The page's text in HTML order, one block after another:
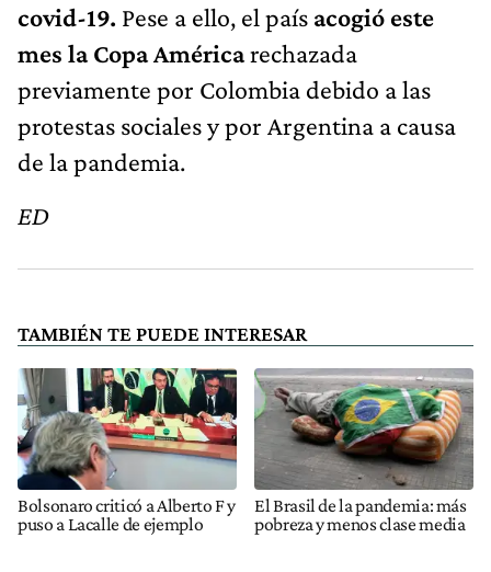
covid-19. Pese a ello, el país acogió este
mes la Copa Américarechazada
previamente por Colombia debido a las
protestas sociales y por Argentina a causa
de la pandemia.
ED
TAMBIÉN TE PUEDE INTERESAR
Bolsonaro criticó a Alberto F y
puso a Lacalle de ejemplo
El Brasil de la pandemia: más
pobreza y menos clase media